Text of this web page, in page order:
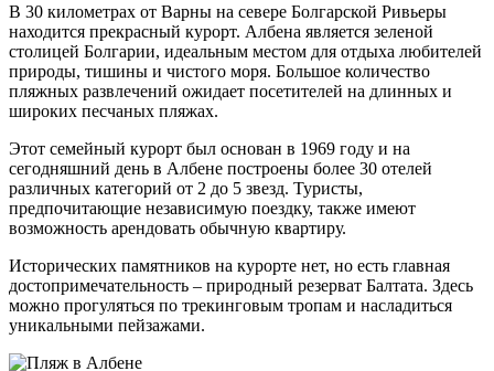
В 30 километрах от Варны на севере Болгарской Ривьеры
находится прекрасный курорт. Албена является зеленой
столицей Болгарии, идеальным местом для отдыха любителей
природы, тишины и чистого моря. Большое количество
пляжных развлечений ожидает посетителей на длинных и
широких песчаных пляжах.
Этот семейный курорт был основан в 1969 году и на
сегодняшний день в Албене построены более 30 отелей
различных категорий от 2 до 5 звезд. Туристы,
предпочитающие независимую поездку, также имеют
возможность арендовать обычную квартиру.
Исторических памятников на курорте нет, но есть главная
достопримечательность – природный резерват Балтата. Здесь
можно прогуляться по трекинговым тропам и насладиться
уникальными пейзажами.